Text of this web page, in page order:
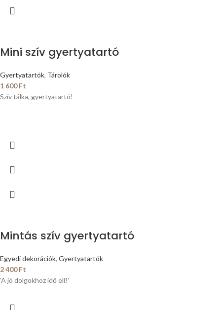
Mini szív gyertyatartó
Gyertyatartók, Tárolók
1 600Ft
Szív tálka, gyertyatartó!
Mintás szív gyertyatartó
Egyedi dekorációk, Gyertyatartók
2 400Ft
'A jó dolgokhoz idő ell!'